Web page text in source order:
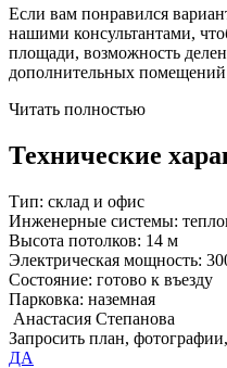
Если вам понравился
нашими консультантами,
площади, возможность
дополнительных
Читать полностью
Технические
Тип: склад и офис
Инженерные системы:
Высота потолков: 14 м
Электрическая мощность:
Состояние: готово к въезду
Парковка: наземная
Анастасия Степанова
Запросить план,
ДА